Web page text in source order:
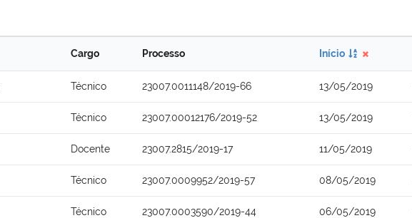
Cargo Processo Início
Técnico 23007.0011148/2019-66 13/05/2019
Técnico 23007.00012176/2019-52 13/05/2019
Docente 23007.2815/2019-17 11/05/2019
Técnico 23007.0009952/2019-57 08/05/2019
Técnico 23007.0003590/2019-44 06/05/2019